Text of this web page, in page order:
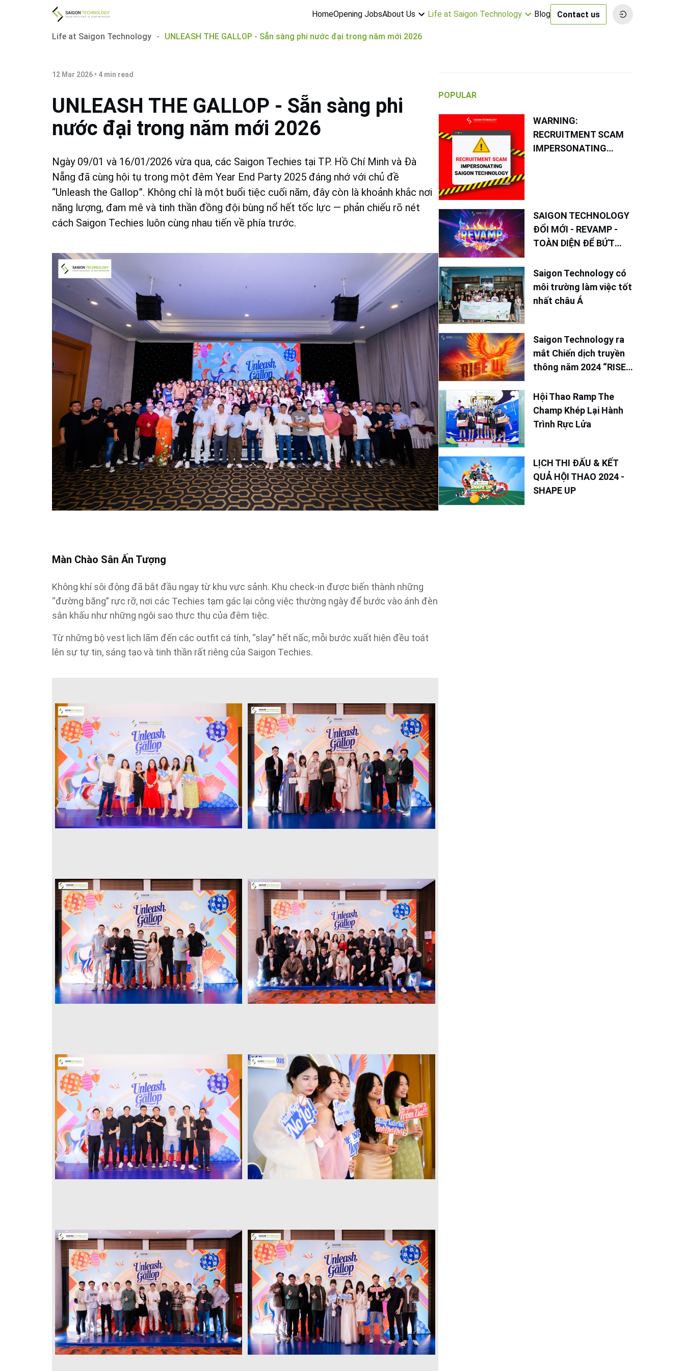
HomeOpening JobsAbout Us Life at Saigon Technology Blog Contact us
Life at Saigon Technology UNLEASH THE GALLOP - Sẵn sàng phi nước đại trong năm mới 2026
12 Mar 2026 • 4 min read
UNLEASH THE GALLOP - Sẵn sàng phi
nước đại trong năm mới 2026
Ngày 09/01 và 16/01/2026 vừa qua, các Saigon Techies tại TP. Hồ Chí Minh và Đà
Nẵng đã cùng hội tụ trong một đêm Year End Party 2025 đáng nhớ với chủ đề
“Unleash the Gallop”. Không chỉ là một buổi tiệc cuối năm, đây còn là khoảnh khắc nơi
năng lượng, đam mê và tinh thần đồng đội bùng nổ hết tốc lực — phản chiếu rõ nét
cách Saigon Techies luôn cùng nhau tiến về phía trước.
Màn Chào Sân Ấn Tượng
Không khí sôi động đã bắt đầu ngay từ khu vực sảnh. Khu check-in được biến thành những
“đường băng” rực rỡ, nơi các Techies tạm gác lại công việc thường ngày để bước vào ánh đèn
sân khấu như những ngôi sao thực thụ của đêm tiệc.
Từ những bộ vest lịch lãm đến các outfit cá tính, “slay” hết nấc, mỗi bước xuất hiện đều toát
lên sự tự tin, sáng tạo và tinh thần rất riêng của Saigon Techies.
POPULAR
WARNING:
RECRUITMENT SCAM
IMPERSONATING
SAIGON TECHNOLOGY
ĐỔI MỚI - REVAMP -
TOÀN DIỆN ĐỂ BỨT
Saigon Technology có
môi trường làm việc tốt
nhất châu Á
Saigon Technology ra
mắt Chiến dịch truyền
thông năm 2024 “RISE
Mẽ”
Hội Thao Ramp The
Champ Khép Lại Hành
Trình Rực Lửa
LỊCH THI ĐẤU & KẾT
QUẢ HỘI THAO 2024 -
SHAPE UP